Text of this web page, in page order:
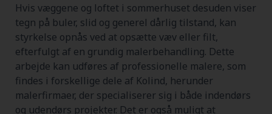
Hvis væggene og loftet i sommerhuset desuden viser
tegn på buler, slid og generel dårlig tilstand, kan
styrkelse opnås ved at opsætte væv eller filt,
efterfulgt af en grundig malerbehandling. Dette
arbejde kan udføres af professionelle malere, som
findes i forskellige dele af Kolind, herunder
malerfirmaer, der specialiserer sig i både indendørs
og udendørs projekter. Det er også muligt at